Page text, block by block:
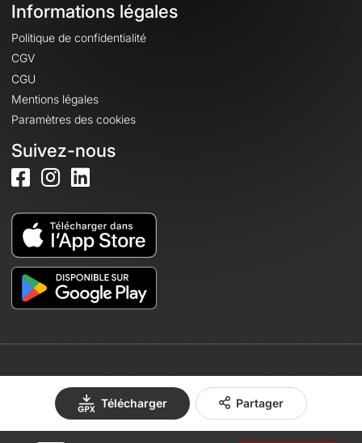
Télécharger Partager
Informations légales
Politique de confidentialité
CGV
CGU
Mentions légales
Paramètres des cookies
Suivez-nous
© 2026 OpenRunner - Version 7.31.3